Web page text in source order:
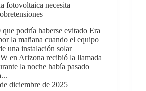
fotovoltaica necesita
podría haberse evitado Era
la mañana cuando el equipo
una instalación solar
en Arizona recibió la llamada
la noche había pasado
diciembre de 2025